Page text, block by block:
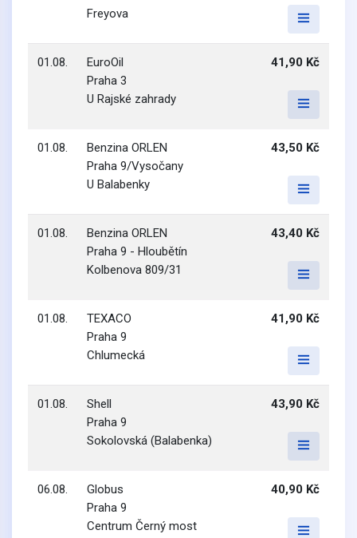
Freyova
01.08.
EuroOil
Praha 3
U Rajské zahrady
41,90 Kč
01.08.
Benzina ORLEN
Praha 9/Vysočany
U Balabenky
43,50 Kč
01.08.
Benzina ORLEN
Praha 9 - Hloubětín
Kolbenova 809/31
43,40 Kč
01.08.
TEXACO
Praha 9
Chlumecká
41,90 Kč
01.08.
Shell
Praha 9
Sokolovská (Balabenka)
43,90 Kč
06.08.
Globus
Praha 9
Centrum Černý most
40,90 Kč